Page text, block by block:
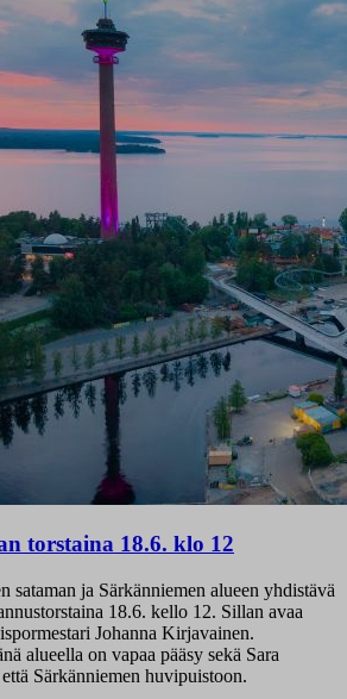
torstaina 18.6. klo 12
sataman ja Särkänniemen alueen yhdistävä
18.6. kello 12. Sillan avaa
Johanna Kirjavainen.
alueella on vapaa pääsy sekä Sara
Särkänniemen huvipuistoon.